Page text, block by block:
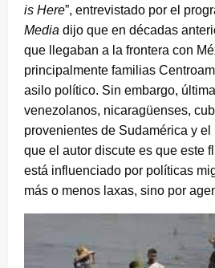
is Here”, entrevistado por el
Media dijo que en décadas
que llegaban a la frontera con
principalmente familias
asilo político. Sin embargo,
venezolanos, nicaragüenses,
provenientes de Sudamérica y
que el autor discute es que este
está influenciado por políticas
más o menos laxas, sino por